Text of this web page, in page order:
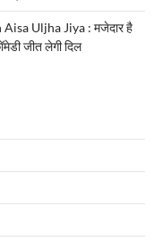
Uljha Jiya : मजेदार है
जीत लेगी दिल